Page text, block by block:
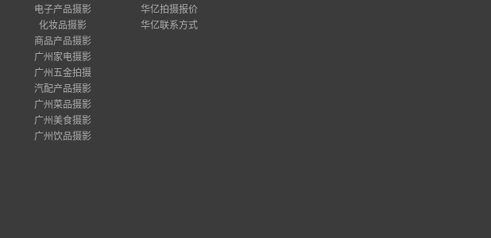
电子产品摄影
化妆品摄影
商品产品摄影
广州家电摄影
广州五金拍摄
汽配产品摄影
广州菜品摄影
广州美食摄影
广州饮品摄影
华亿拍摄报价
华亿联系方式